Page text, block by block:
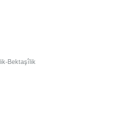
Bektaşîlik